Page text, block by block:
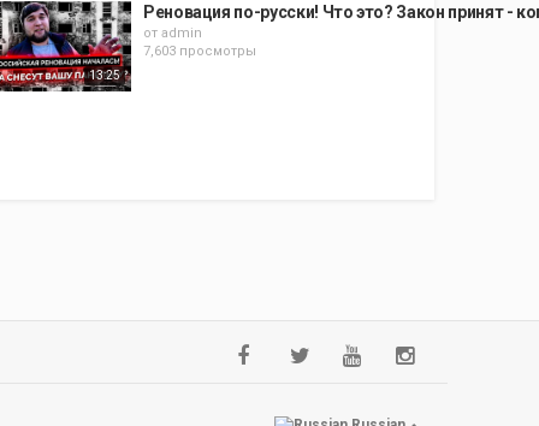
13:25
Реновация по-русски! Что это? Закон принят -
от admin
7,603 просмотры